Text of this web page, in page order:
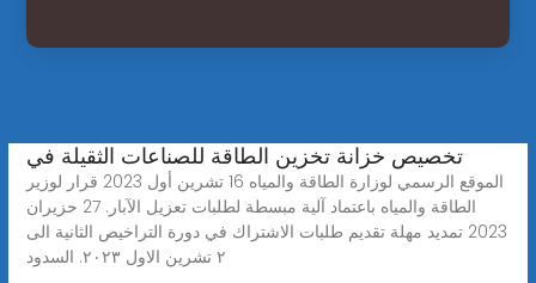
تخصيص خزانة تخزين الطاقة للصناعات الثقيلة في
الموقع الرسمي لوزارة الطاقة والمياه 16 تشرين أول 2023 قرار لوزير
الطاقة والمياه باعتماد آلية مبسطة لطلبات تعزيل الآبار. 27 حزيران
2023 تمديد مهلة تقديم طلبات الاشتراك في دورة التراخيص الثانية الى
٢ تشرين الاول ٢٠٢٣. السدود